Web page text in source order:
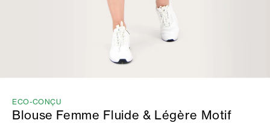
ECO-CONÇU
Blouse Femme Fluide & Légère Motif